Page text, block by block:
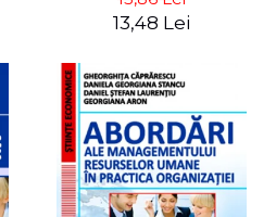
13,48 Lei